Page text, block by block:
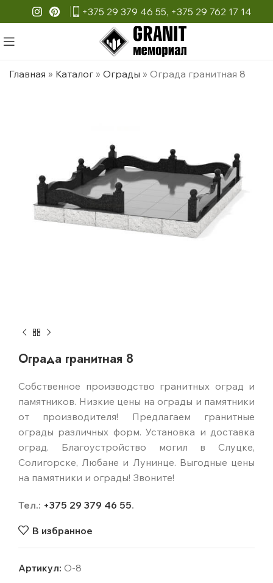
+375 29 379 46 55, +375 29 762 17 14
Главная » Каталог » Ограды » Ограда гранитная 8
Ограда гранитная 8
Собственное производство гранитных оград и
памятников. Низкие цены на ограды и памятники
от производителя! Предлагаем гранитные
ограды различных форм. Установка и доставка
оград. Благоустройство могил в Слуцке,
Солигорске, Любане и Лунинце. Выгодные цены
на памятники и ограды! Звоните!
Тел.: +375 29 379 46 55.
В избранное
Артикул: O-8